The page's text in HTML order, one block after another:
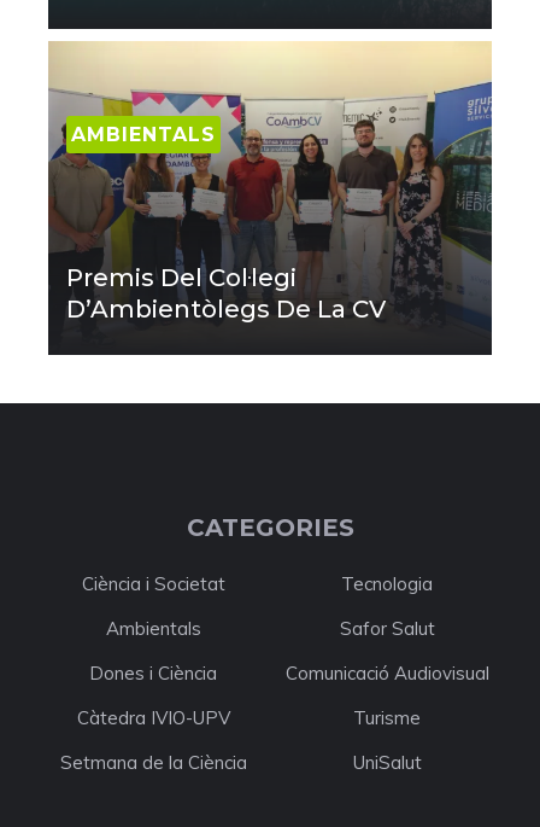
AMBIENTALS
Premis Del Col·legi
D’Ambientòlegs De La CV
CATEGORIES
Ciència i Societat
Tecnologia
Ambientals
Safor Salut
Dones i Ciència
Comunicació Audiovisual
Càtedra IVIO-UPV
Turisme
Setmana de la Ciència
UniSalut